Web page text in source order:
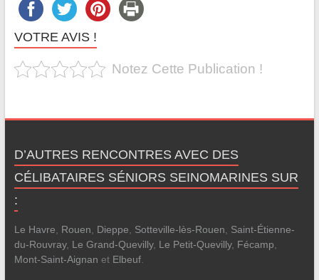
VOTRE AVIS !
Notez Cette Publication !
D’AUTRES RENCONTRES AVEC DES
CÉLIBATAIRES SÉNIORS SEINOMARINES SUR
:
Le Havre Rouen Dieppe Sotteville-lès-Rouen
Saint-Étienne-
du-Rouvray, Le Grand-Quevilly, Le Petit-Quevilly, Fécamp
Mont-Saint-Aignan et Elbeuf.